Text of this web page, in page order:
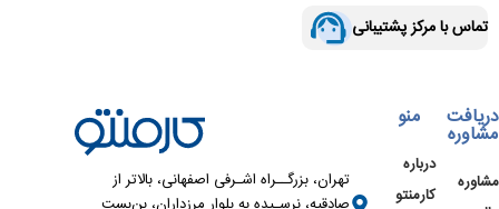
تماس با مرکز پشتیبانی
دریافت
مشاوره
مشاوره
منو
درباره
کارمنتو
تهران، بزرگــراه اشـرفی اصفهانی، بالاتر از